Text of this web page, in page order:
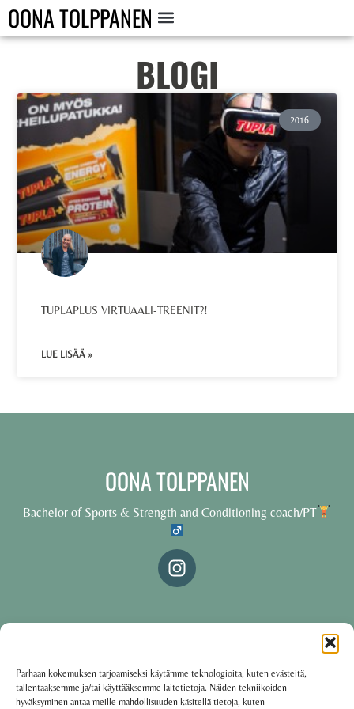
Parhaan kokemuksen tarjoamiseksi käytämme teknologioita, kuten evästeitä,
tallentaaksemme ja/tai käyttääksemme laitetietoja. Näiden tekniikoiden
hyväksyminen antaa meille mahdollisuuden käsitellä tietoja, kuten
OONA TOLPPANEN
BLOGI
2016
TUPLAPLUS VIRTUAALI-TREENIT?!
LUE LISÄÄ »
OONA TOLPPANEN
Bachelor of Sports & Strength and Conditioning coach/PT
Käyttöehdot·Tietosuojakäytäntö